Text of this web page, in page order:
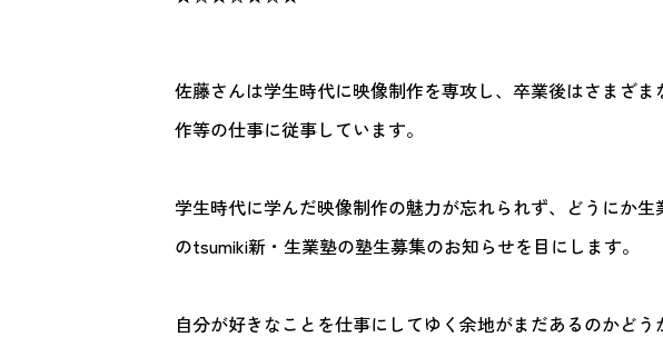
佐藤さんは学生時代に映像制作を専攻し、卒業後はさまざ
作等の仕事に従事しています。
学生時代に学んだ映像制作の魅力が忘れられず、どうにか
のtsumiki新・生業塾の塾生募集のお知らせを目にします。
自分が好きなことを仕事にしてゆく余地がまだあるのかど